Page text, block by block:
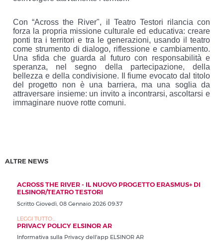
Con “Across the River", il Teatro Testori rilancia con
forza la propria missione culturale ed educativa: creare
ponti tra i territori e tra le generazioni, usando il teatro
come strumento di dialogo, riflessione e cambiamento.
Una sfida che guarda al futuro con responsabilità e
speranza, nel segno della partecipazione, della
bellezza e della condivisione.
Il fiume evocato dal titolo
del progetto non è una barriera, ma una soglia da
attraversare insieme: un invito a incontrarsi, ascoltarsi e
immaginare nuove rotte comuni.
ALTRE NEWS
ACROSS THE RIVER - IL NUOVO PROGETTO ERASMUS+ DI
ELSINOR/TEATRO TESTORI
Scritto Giovedì, 08 Gennaio 2026 09:37
LEGGI TUTTO...
PRIVACY POLICY ELSINOR AR
Informativa sulla Privacy dell'app ELSINOR AR